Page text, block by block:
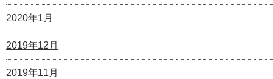
2020年1月
2019年12月
2019年11月